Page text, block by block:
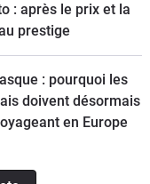
: après le prix et la
prestige
: pourquoi les
doivent désormais
en Europe